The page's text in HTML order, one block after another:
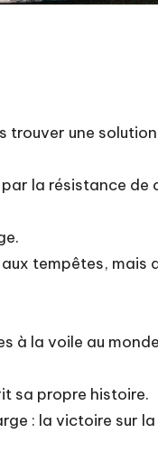
une
la résistance de
tempêtes, mais
à la voile au
sa propre histoire.
: la victoire sur la